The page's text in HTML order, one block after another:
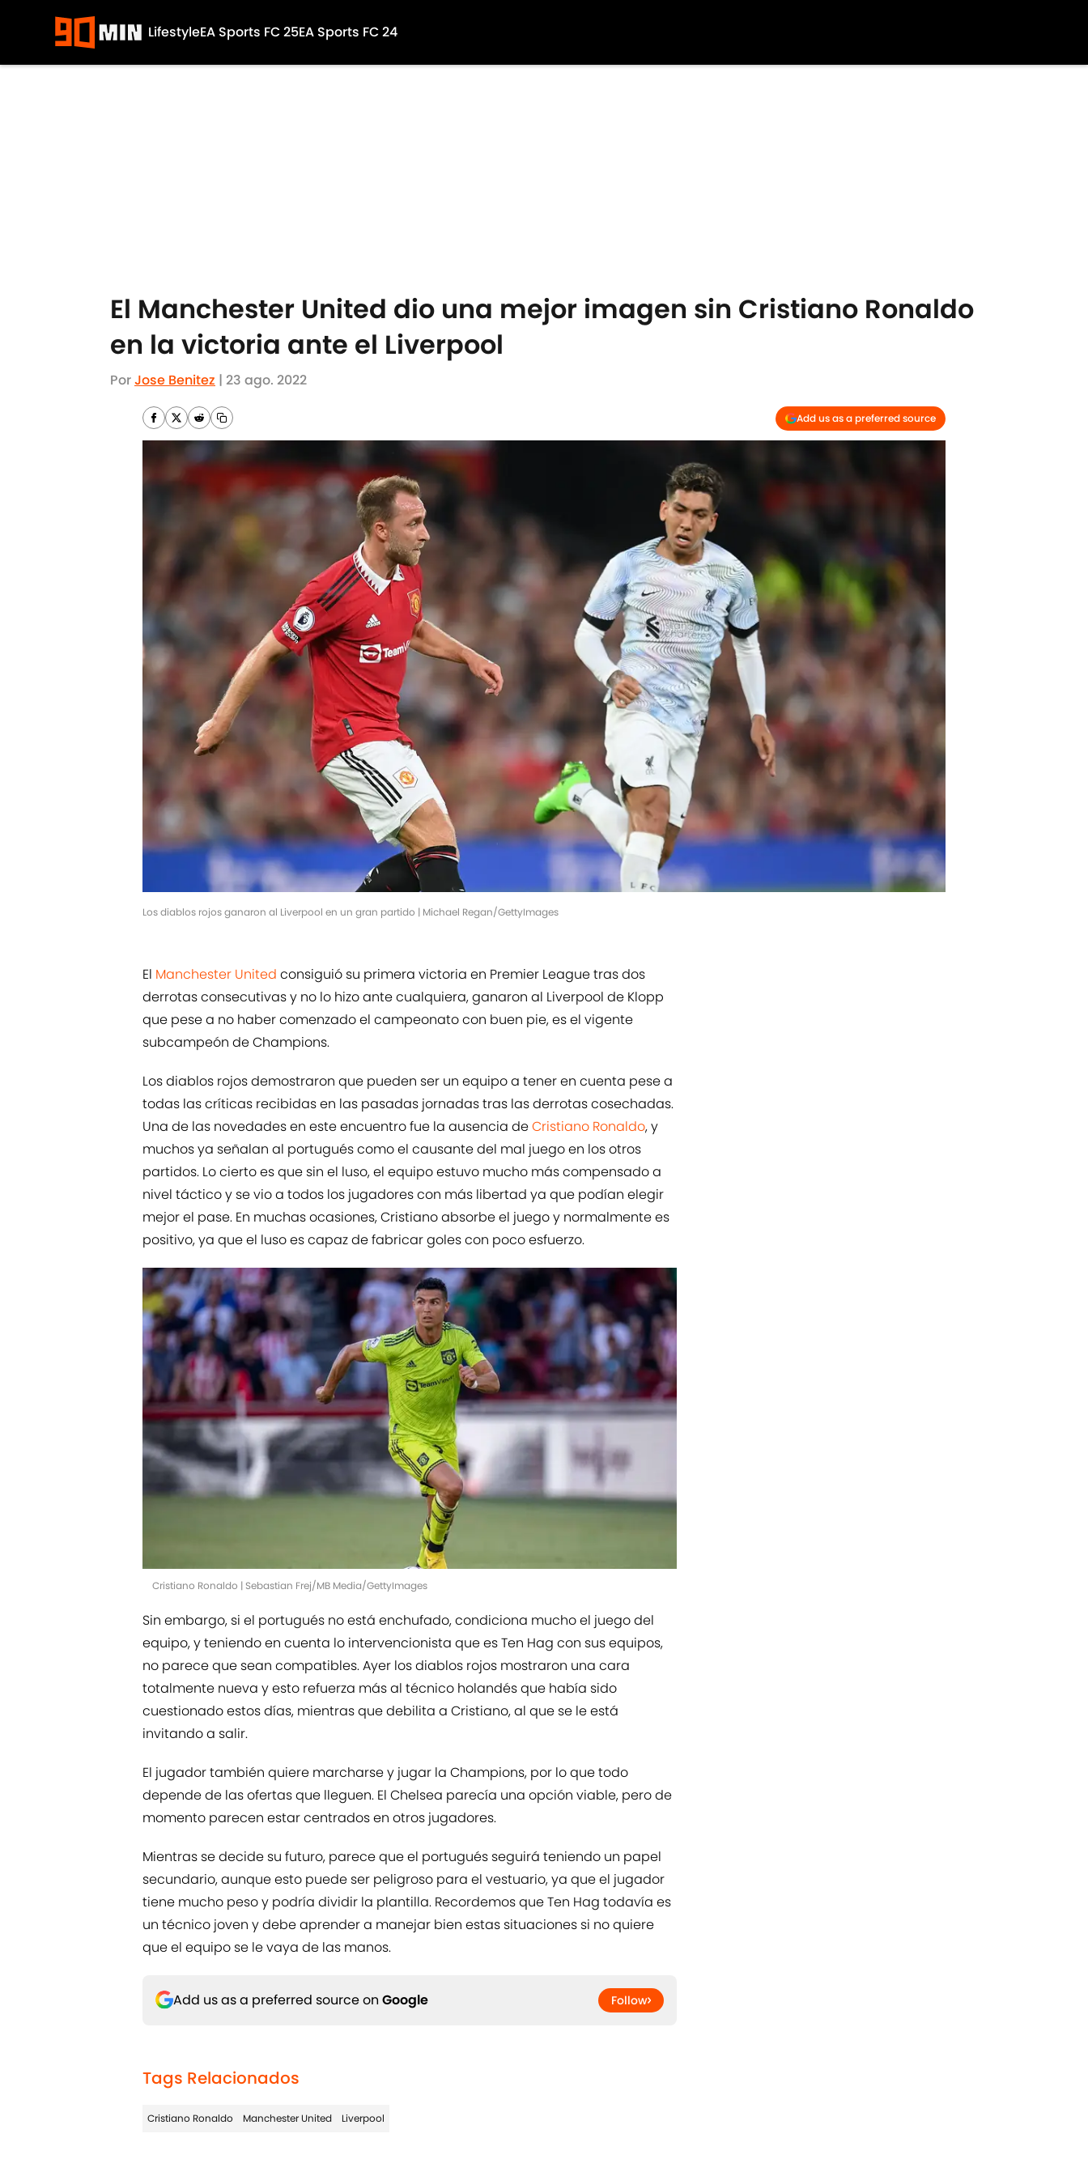
LifestyleEA Sports FC 25EA Sports FC 24
El Manchester United dio una mejor imagen sin Cristiano Ronaldo
en la victoria ante el Liverpool
PorJose Benitez | 23 ago. 2022
Add us as a preferred source
Los diablos rojos ganaron al Liverpool en un gran partido | Michael Regan/GettyImages
El Manchester United consiguió su primera victoria en Premier League tras dos
derrotas consecutivas y no lo hizo ante cualquiera, ganaron al Liverpool de Klopp
que pese a no haber comenzado el campeonato con buen pie, es el vigente
subcampeón de Champions.
Los diablos rojos demostraron que pueden ser un equipo a tener en cuenta pese a
todas las críticas recibidas en las pasadas jornadas tras las derrotas cosechadas.
Una de las novedades en este encuentro fue la ausencia deCristiano Ronaldo, y
muchos ya señalan al portugués como el causante del mal juego en los otros
partidos. Lo cierto es que sin el luso, el equipo estuvo mucho más compensado a
nivel táctico y se vio a todos los jugadores con más libertad ya que podían elegir
mejor el pase. En muchas ocasiones, Cristiano absorbe el juego y normalmente es
positivo, ya que el luso es capaz de fabricar goles con poco esfuerzo.
Cristiano Ronaldo | Sebastian Frej/MB Media/GettyImages
Sin embargo, si el portugués no está enchufado, condiciona mucho el juego del
equipo, y teniendo en cuenta lo intervencionista que es Ten Hag con sus equipos,
no parece que sean compatibles. Ayer los diablos rojos mostraron una cara
totalmente nueva y esto refuerza más al técnico holandés que había sido
cuestionado estos días, mientras que debilita a Cristiano, al que se le está
invitando a salir.
El jugador también quiere marcharse y jugar la Champions, por lo que todo
depende de las ofertas que lleguen. El Chelsea parecía una opción viable, pero de
momento parecen estar centrados en otros jugadores.
Mientras se decide su futuro, parece que el portugués seguirá teniendo un papel
secundario, aunque esto puede ser peligroso para el vestuario, ya que el jugador
tiene mucho peso y podría dividir la plantilla. Recordemos que Ten Hag todavía es
un técnico joven y debe aprender a manejar bien estas situaciones si no quiere
que el equipo se le vaya de las manos.
Add us as a preferred source on Google Follow
Tags Relacionados
Cristiano Ronaldo Manchester United Liverpool